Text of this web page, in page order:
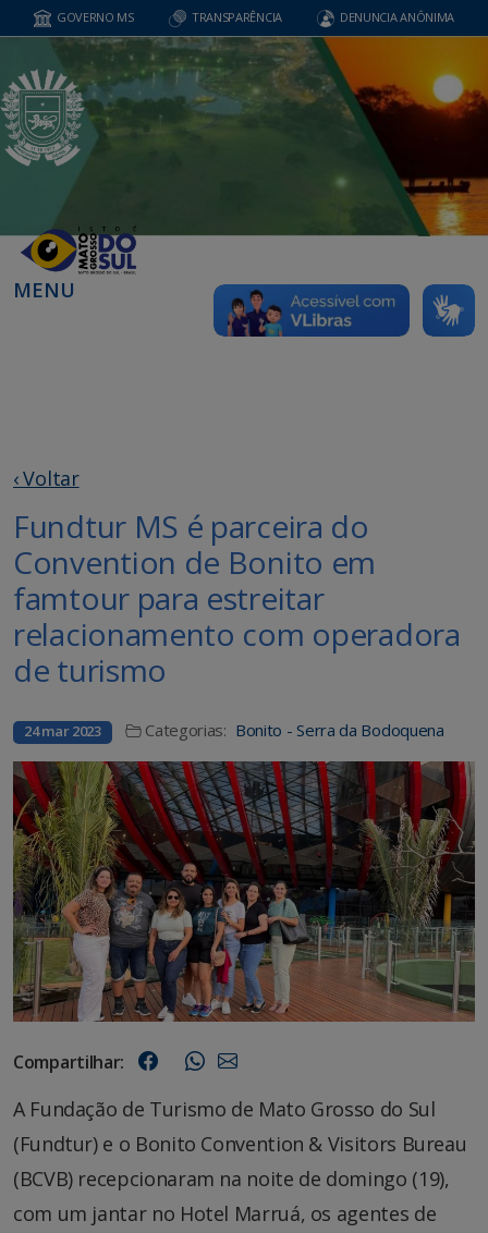
GOVERNO MS TRANSPARÊNCIA DENUNCIA ANÔNIMA
MENU
‹ Voltar
Fundtur MS é parceira do
Convention de Bonito em
famtour para estreitar
relacionamento com operadora
de turismo
24 mar 2023 Categorias: Bonito - Serra da Bodoquena
Compartilhar:
A Fundação de Turismo de Mato Grosso do Sul
(Fundtur) e o Bonito Convention & Visitors Bureau
(BCVB) recepcionaram na noite de domingo (19),
com um jantar no Hotel Marruá, os agentes de